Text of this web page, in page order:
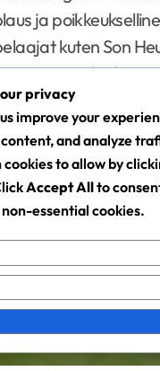
ja
kuten Son
osoittavat
ja syöttötarkkuutta.
voi
peliään seuraavalle
privacy
improve your
and analyze
cookies to allow by
Accept Allto
essential cookies.